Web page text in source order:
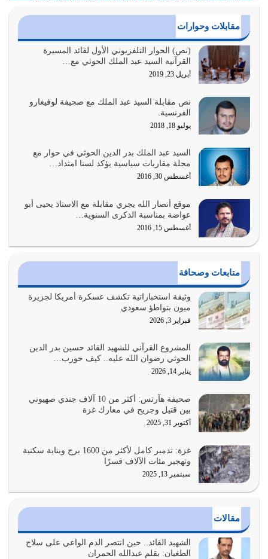
أغسطس 3, 2026
الغاية من الصلاة هو ذكر الله (أقم الصلاة لذكري) إضافة إلى
{وَأَعِدُّوا لَهُمْ مَا…
أغسطس 2, 2026
السبب الرئيسي لشقاء الأمة الابتعاد عن كتاب الله والتعدي
لحدود الله بالإضافات للدين
أغسطس 1, 2026
أبرز أسباب الشقاء هو الإعراض عن ذكر الله وعن هدى الله
المتمثل في القرآن الكريم
يوليو 31, 2026
أولياء الشيطان كلما كانوا أكثر ولاءً وطاعة للشيطان كلما كانوا
أكثر ضعفاً
يوليو 30, 2026
وعد الله تعالى من يُقتل في سبيله بالحياة الأبدية والرزق
والاستبشار والنجاة والخلود في…
يوليو 29, 2026
القرآن الكريم هو أهم مصدر لمعرفة رسول الله معرفة سيرته
معرفة شخصيته معرفة عظمته
يوليو 28, 2026
هل نحن من الصالحين؟ قيِّم نفسك هنا اترك القرآن على أصله
وأعرض نفسك، وأعرض ما لديك على…
يوليو 27, 2026
عندما يكون عدوك هو عدو الله معناه أن تكون نقاط الضعف
فيه كثيرة وسينصرك الله عليه إذا…
يوليو 26, 2026
أراد الله لهذه الأمة ان تكون خير امة أخرجت للناس بالنهوض
الدين الذي شرعه الله لا يجوز أن يخضع لآرائنا وأهوائنا
واجتهاداتنا لأننا سنختلف ونتفرق
يوليو 24, 2026
مقابلات وحوارات
(نص) الحوار التلفزيوني الأول لقائد المسيرة
القرآنية السيد عبد الملك الحوثي مع…
أبريل 23, 2019
نص مقابلة السيد عبد الملك مع صحيفة لوفيغارو
الفرنسية.
يوليو 18, 2018
السيد عبد الملك بدر الدين الحوثي في حوار مع
مجلة مقاربات سياسية يؤكد لسنا امتداد…
أغسطس 30, 2016
موقع أنصار الله يجري مقابلة مع الاستاذ يحيى أبو
عواضة بمناسبة الذكرى السنوية…
أغسطس 15, 2016
متابعات وصحافة
وثيقة استخباراتية تكشف عسكرة أمريكا لجزيرة
ميون بتواطؤ سعودي
فبراير 3, 2026
المشروع القرآني للشهيد القائد حسين بدر الدين
الحوثي رضوان الله عليه.. كيف حورب…
يناير 14, 2026
صحيفة هآرتس: أكثر من 10 آلاف جندي صهيوني
بين قتيل وجريح في معارك غزة
أكتوبر 31, 2025
غزة: تدمير كامل لأكثر من 1600 برج وبناية سكنية
وتهجير مئات الآلاف قسرًا
سبتمبر 13, 2025
مقالات
الشهيد القائد.. حين انتصر الدم الواعي على سلاح
الطغيان: بقلم عبدالله الحمران